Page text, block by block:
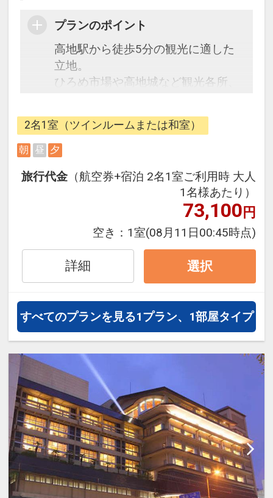
プランのポイント
高地駅から徒歩5分の観光に適した
立地。
ひろめ市場や高地城など観光各所、
【朝食内容】
和洋バイキング（状況により和食セ
■会場：ビュッフェレストランジャ
■時間：7:00～9:30
【夕食内容】
土佐料理
■会場：料亭 花蝶庵
【添い寝幼児のお子様】
添い寝幼児：0歳～5歳
施設使用料として現地にて1人1泊
2,200円のお支払が必要となりま
す。
2名1室（ツインルームまたは和室）
朝 昼 夕
旅行代金 （航空券+宿泊 2名1室ご利用時 大人
1名様あたり）
73,100円
空き： 1室(08月11日00:45時点)
詳細 選択
すべてのプランを見る1プラン、1部屋タイプ